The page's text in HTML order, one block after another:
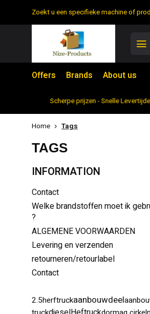
Zoekt u een specifieke machine of
Offers Brands About us
Scherpe prijzen - Snelle Levertijden
Home Tags
TAGS
INFORMATION
Contact
Welke brandstoffen moet ik
?
ALGEMENE VOORWAARDEN
Levering en verzenden
retourneren/retourlabel
Contact
2.5herftruckaanbouwdeel